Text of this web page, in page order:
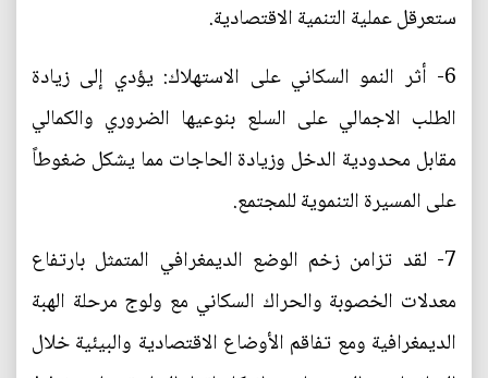
ستعرقل عملية التنمية الاقتصادية.
6- أثر النمو السكاني على الاستهلاك: يؤدي إلى زيادة
الطلب الاجمالي على السلع بنوعيها الضروري والكمالي
مقابل محدودية الدخل وزيادة الحاجات مما يشكل ضغوطاً
على المسيرة التنموية للمجتمع.
7- لقد تزامن زخم الوضع الديمغرافي المتمثل بارتفاع
معدلات الخصوبة والحراك السكاني مع ولوج مرحلة الهبة
الديمغرافية ومع تفاقم الأوضاع الاقتصادية والبيئية خلال